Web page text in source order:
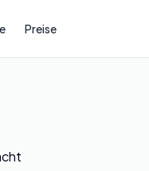
Preise